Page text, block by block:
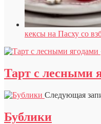
кексы на Пасху со
Тарт с лесными
Следующая
Бублики